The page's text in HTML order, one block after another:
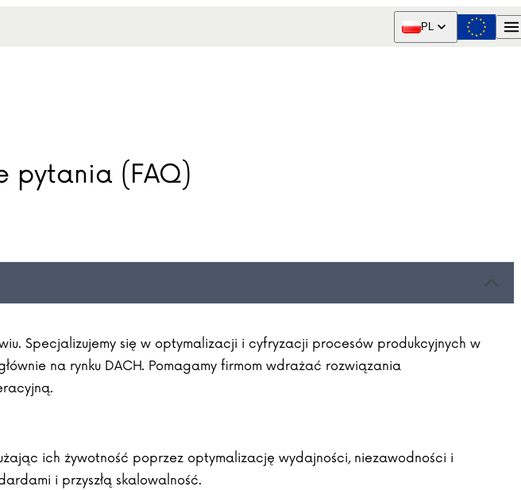
PL
pytania (FAQ)
Specjalizujemy się w optymalizacji i cyfryzacji procesów produkcyjnych w
na rynku DACH. Pomagamy firmom wdrażać rozwiązania
ich żywotność poprzez optymalizację wydajności, niezawodności i
i przyszłą skalowalność.